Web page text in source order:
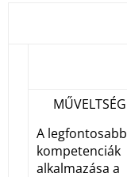
MŰVELTSÉG
A legfontosabb
kompetenciák
alkalmazása a